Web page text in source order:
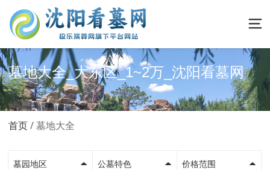
墓地大全_大东区_1~2万_沈阳看墓网
首页 墓地大全
墓园地区 公墓特色 价格范围